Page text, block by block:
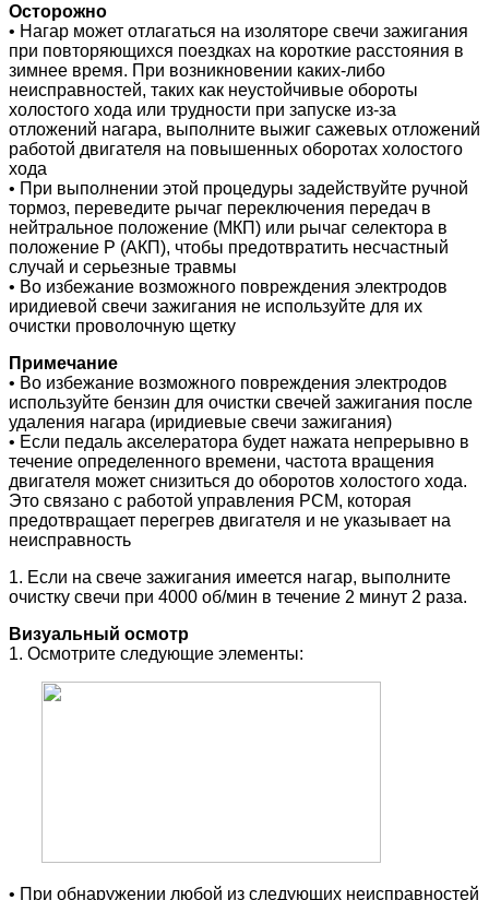
Осторожно
• Нагар может отлагаться на изоляторе свечи зажигания
при повторяющихся поездках на короткие расстояния в
зимнее время. При возникновении каких-либо
неисправностей, таких как неустойчивые обороты
холостого хода или трудности при запуске из-за
отложений нагара, выполните выжиг сажевых отложений
работой двигателя на повышенных оборотах холостого
хода
• При выполнении этой процедуры задействуйте ручной
тормоз, переведите рычаг переключения передач в
нейтральное положение (МКП) или рычаг селектора в
положение P (АКП), чтобы предотвратить несчастный
случай и серьезные травмы
• Во избежание возможного повреждения электродов
иридиевой свечи зажигания не используйте для их
очистки проволочную щетку
Примечание
• Во избежание возможного повреждения электродов
используйте бензин для очистки свечей зажигания после
удаления нагара (иридиевые свечи зажигания)
• Если педаль акселератора будет нажата непрерывно в
течение определенного времени, частота вращения
двигателя может снизиться до оборотов холостого хода.
Это связано с работой управления PCM, которая
предотвращает перегрев двигателя и не указывает на
неисправность
1. Если на свече зажигания имеется нагар, выполните
очистку свечи при 4000 об/мин в течение 2 минут 2 раза.
Визуальный осмотр
1. Осмотрите следующие элементы:
• При обнаружении любой из следующих неисправностей